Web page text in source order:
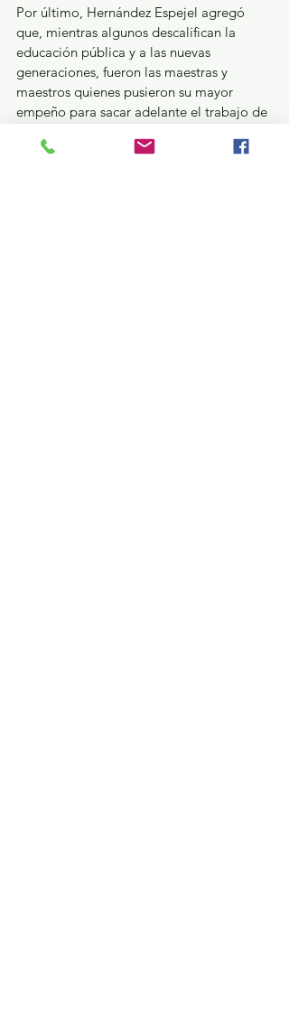
Por último, Hernández Espejel agregó
que, mientras algunos descalifican la
educación pública y a las nuevas
generaciones, fueron las maestras y
maestros quienes pusieron su mayor
empeño para sacar adelante el trabajo de
adaptaron a los cambios tecnológicos y